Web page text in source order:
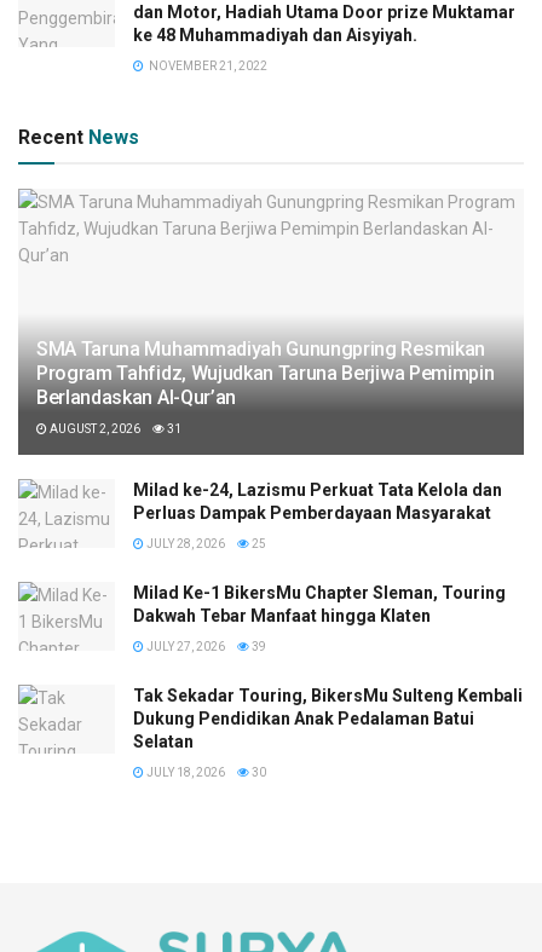
dan Motor, Hadiah Utama Door prize Muktamar
ke 48 Muhammadiyah dan Aisyiyah.
NOVEMBER 21, 2022
Recent News
SMA Taruna Muhammadiyah Gunungpring Resmikan
Program Tahfidz, Wujudkan Taruna Berjiwa Pemimpin
Berlandaskan Al-Qur’an
AUGUST 2, 2026 31
Milad ke-24, Lazismu Perkuat Tata Kelola dan
Perluas Dampak Pemberdayaan Masyarakat
JULY 28, 2026 25
Milad Ke-1 BikersMu Chapter Sleman, Touring
Dakwah Tebar Manfaat hingga Klaten
JULY 27, 2026 39
Tak Sekadar Touring, BikersMu Sulteng Kembali
Dukung Pendidikan Anak Pedalaman Batui
Selatan
JULY 18, 2026 30